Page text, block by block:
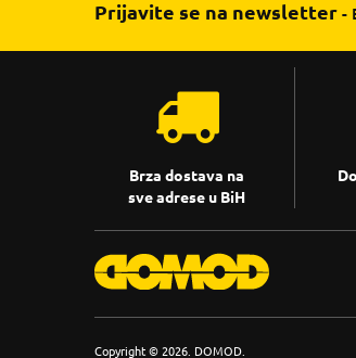
Prijavite se na newsletter -
Brza dostava na
sve adrese u BiH
Copyright © 2026. DOMOD.